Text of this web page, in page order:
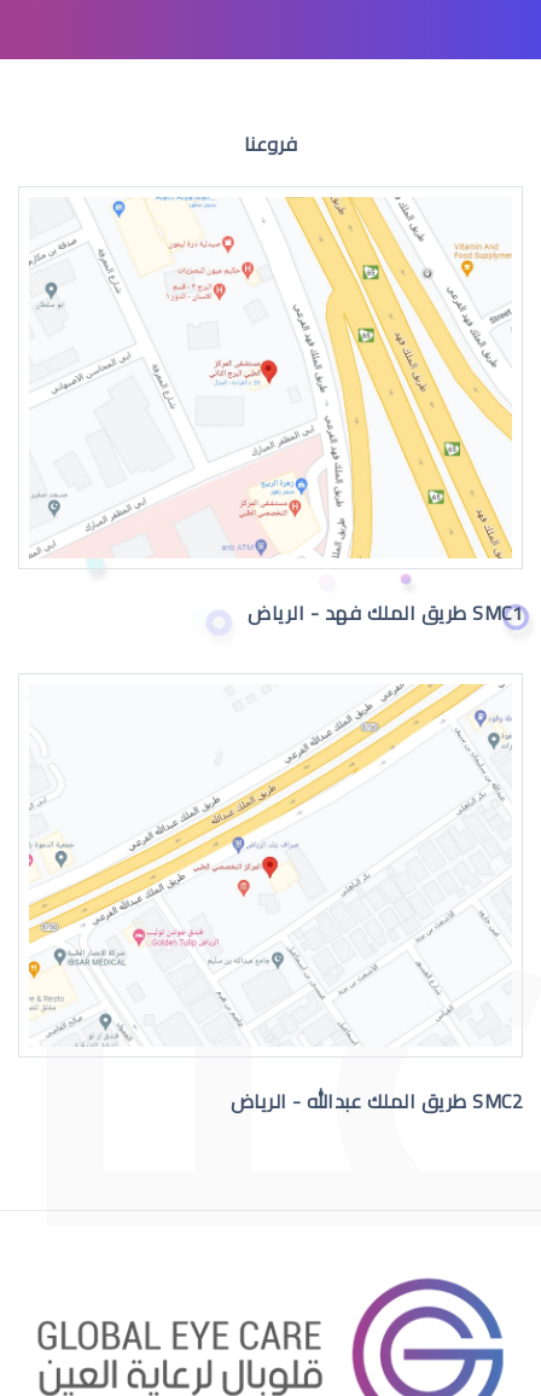
طبيب عيون اطفال في الرياض
دكتور عيون
دكتور عيون واتس اب
رقم دكتور عيون للاستشاره
افضل دكتور عيون اطفال بالرياض
فروعنا
SMC1 طريق الملك فهد - الرياض
SMC2 طريق الملك عبدالله - الرياض